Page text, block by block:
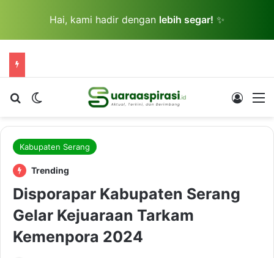
Hai, kami hadir dengan lebih segar! ✨
Cari berita...Switch skin Log In
Kabupaten Serang
Trending
Disporapar Kabupaten Serang
Gelar Kejuaraan Tarkam
Kemenpora 2024